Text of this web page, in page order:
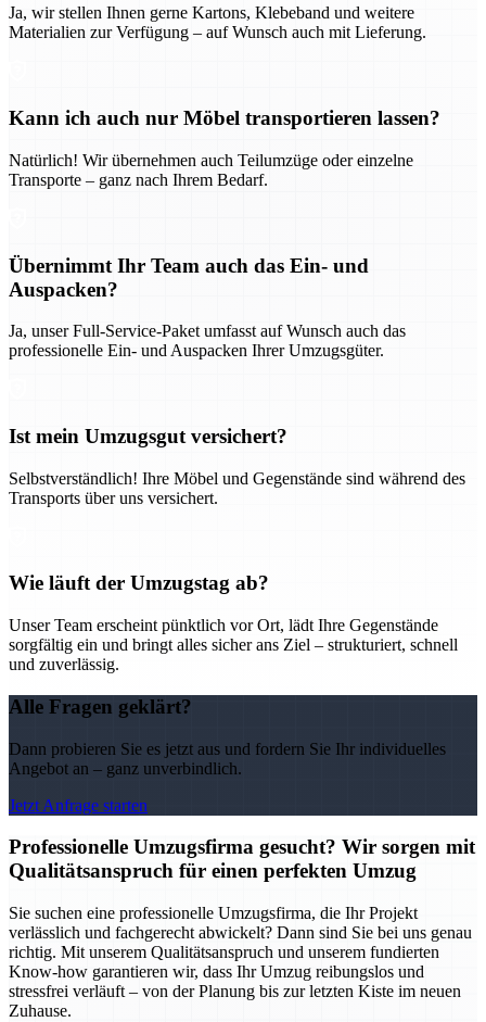
Ja, wir stellen Ihnen gerne Kartons, Klebeband und weitere
Materialien zur Verfügung – auf Wunsch auch mit Lieferung.
Kann ich auch nur Möbel transportieren lassen?
Natürlich! Wir übernehmen auch Teilumzüge oder einzelne
Transporte – ganz nach Ihrem Bedarf.
Übernimmt Ihr Team auch das Ein- und
Auspacken?
Ja, unser Full-Service-Paket umfasst auf Wunsch auch das
professionelle Ein- und Auspacken Ihrer Umzugsgüter.
Ist mein Umzugsgut versichert?
Selbstverständlich! Ihre Möbel und Gegenstände sind während des
Transports über uns versichert.
Wie läuft der Umzugstag ab?
Unser Team erscheint pünktlich vor Ort, lädt Ihre Gegenstände
sorgfältig ein und bringt alles sicher ans Ziel – strukturiert, schnell
und zuverlässig.
Alle Fragen geklärt?
Dann probieren Sie es jetzt aus und fordern Sie Ihr individuelles
Angebot an – ganz unverbindlich.
Jetzt Anfrage starten
Professionelle Umzugsfirma gesucht? Wir sorgen mit
Qualitätsanspruch für einen perfekten Umzug
Sie suchen eine professionelle Umzugsfirma, die Ihr Projekt
verlässlich und fachgerecht abwickelt? Dann sind Sie bei uns genau
richtig. Mit unserem Qualitätsanspruch und unserem fundierten
Know-how garantieren wir, dass Ihr Umzug reibungslos und
stressfrei verläuft – von der Planung bis zur letzten Kiste im neuen
Zuhause.